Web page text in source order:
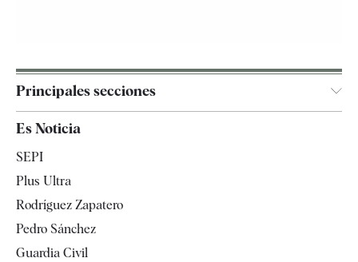
Principales secciones
España
Televisión
Es Noticia
SEPI
Plus Ultra
Rodríguez Zapatero
Pedro Sánchez
Guardia Civil